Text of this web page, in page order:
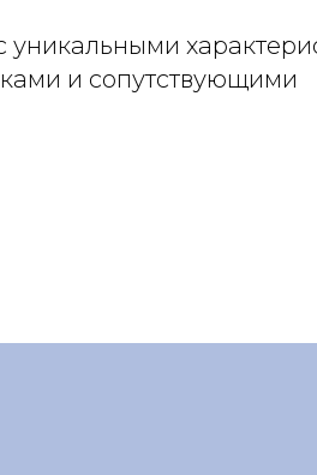
и сопутствующими